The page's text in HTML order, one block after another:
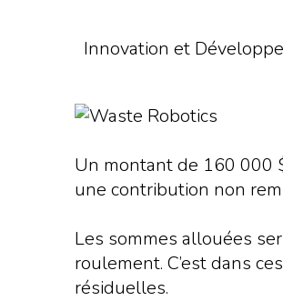
Innovation et
Un montant de 160 000
une contribution non
Les sommes allouées
roulement. C’est dans
résiduelles.